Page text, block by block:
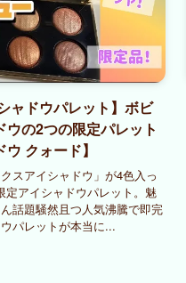
ャドウパレット】ボビ
の2つの限定パレット
クォード】
スアイシャドウ」が4色入っ
定アイシャドウパレット。魅
話題騒然且つ人気沸騰で即完
パレットが本当に...